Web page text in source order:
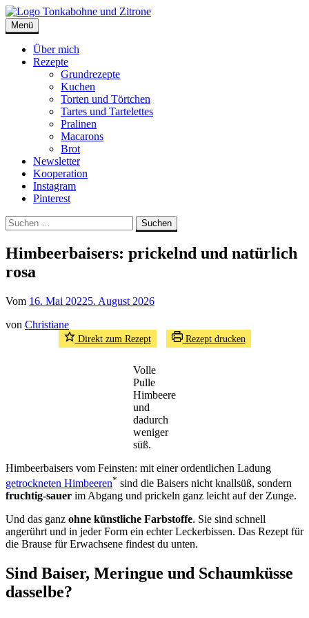
Skip
to
content
Tonkabohne und Zitrone | Backblog
Backblog
Menü
Über mich
Rezepte
Grundrezepte
Kuchen
Torten und Törtchen
Tartes und Tartelettes
Pralinen
Macarons
Brot
Newsletter
Kooperation
Instagram
Pinterest
Suche
Suchen
nach:
Himbeerbaisers: prickelnd und natürlich
rosa
Vom 16. Mai 20225. August 2026
von Christiane
Direkt zum Rezept Rezept drucken
Volle
Pulle
Himbeere
und
dadurch
weniger
süß.
Himbeerbaisers vom Feinsten: mit einer ordentlichen Ladung
getrockneten Himbeeren* sind die Baisers nicht knallsüß, sondern
fruchtig-sauer im Abgang und prickeln ganz leicht auf der Zunge.
Und das ganz ohne künstliche Farbstoffe. Sie sind schnell
angerührt und in jeder Form ein echter Leckerbissen. Das Rezept für
die Brause für Erwachsene findest du unten.
Sind Baiser, Meringue und Schaumküsse
dasselbe?